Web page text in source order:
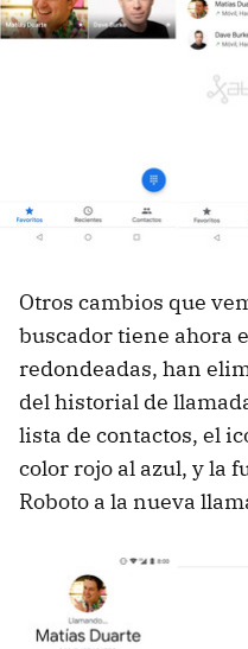
Otros cambios que
buscador tiene ahora
redondeadas, han
del historial de
lista de contactos, el
color rojo al azul, y la
Roboto a la nueva